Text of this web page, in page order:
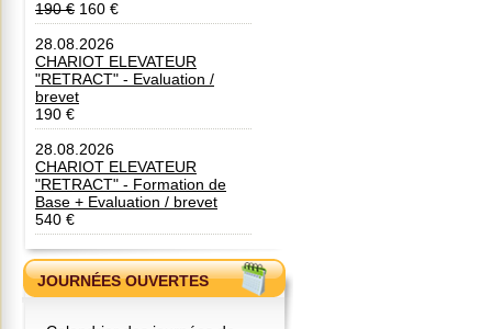
190 € 160 €
28.08.2026
CHARIOT ELEVATEUR
"RETRACT" - Evaluation /
brevet
190 €
28.08.2026
CHARIOT ELEVATEUR
"RETRACT" - Formation de
Base + Evaluation / brevet
540 €
JOURNÉES OUVERTES